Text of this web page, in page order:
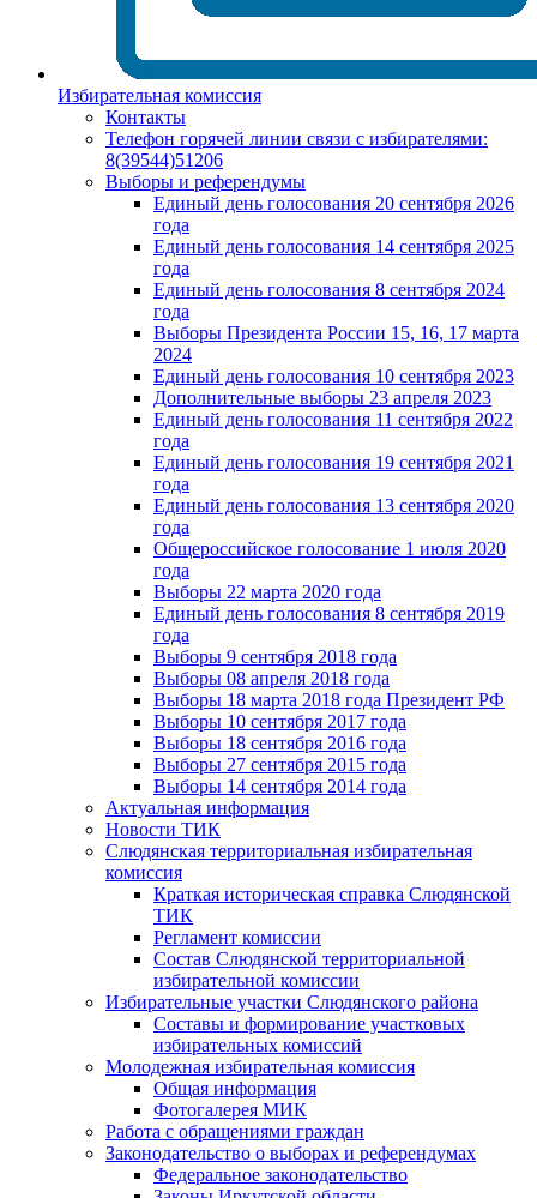
Избирательная комиссия
Контакты
Телефон горячей линии связи с избирателями:
8(39544)51206
Выборы и референдумы
Единый день голосования 20 сентября 2026
года
Единый день голосования 14 сентября 2025
года
Единый день голосования 8 сентября 2024
года
Выборы Президента России 15, 16, 17 марта
2024
Единый день голосования 10 сентября 2023
Дополнительные выборы 23 апреля 2023
Единый день голосования 11 сентября 2022
года
Единый день голосования 19 сентября 2021
года
Единый день голосования 13 сентября 2020
года
Общероссийское голосование 1 июля 2020
года
Выборы 22 марта 2020 года
Единый день голосования 8 сентября 2019
года
Выборы 9 сентября 2018 года
Выборы 08 апреля 2018 года
Выборы 18 марта 2018 года Президент РФ
Выборы 10 сентября 2017 года
Выборы 18 сентября 2016 года
Выборы 27 сентября 2015 года
Выборы 14 сентября 2014 года
Актуальная информация
Новости ТИК
Слюдянская территориальная избирательная
комиссия
Краткая историческая справка Слюдянской
ТИК
Регламент комиссии
Состав Слюдянской территориальной
избирательной комиссии
Избирательные участки Слюдянского района
Составы и формирование участковых
избирательных комиссий
Молодежная избирательная комиссия
Общая информация
Фотогалерея МИК
Работа с обращениями граждан
Законодательство о выборах и референдумах
Федеральное законодательство